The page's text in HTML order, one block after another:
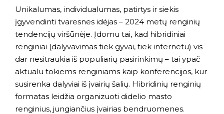
Unikalumas, individualumas, patirtys ir siekis
įgyvendinti tvaresnes idėjas – 2024 metų renginių
tendencijų viršūnėje. Įdomu tai, kad hibridiniai
renginiai (dalyvavimas tiek gyvai, tiek internetu) vis
dar nesitraukia iš populiarių pasirinkimų – tai ypač
aktualu tokiems renginiams kaip konferencijos, kur
susirenka dalyviai iš įvairių šalių. Hibridinių renginių
formatas leidžia organizuoti didelio masto
renginius, jungiančius įvairias bendruomenes.